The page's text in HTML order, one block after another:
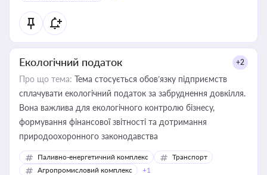
Екологічний податок +2
Про що тема: Тема стосується обов’язку підприємств
сплачувати екологічний податок за забруднення довкілля.
Вона важлива для екологічного контролю бізнесу,
формування фінансової звітності та дотримання
природоохоронного законодавства
Паливно-енергетичний комплекс
Транспорт
Агропромисловий комплекс
+1